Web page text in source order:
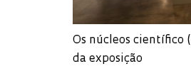
Os núcleos científico (
da exposição